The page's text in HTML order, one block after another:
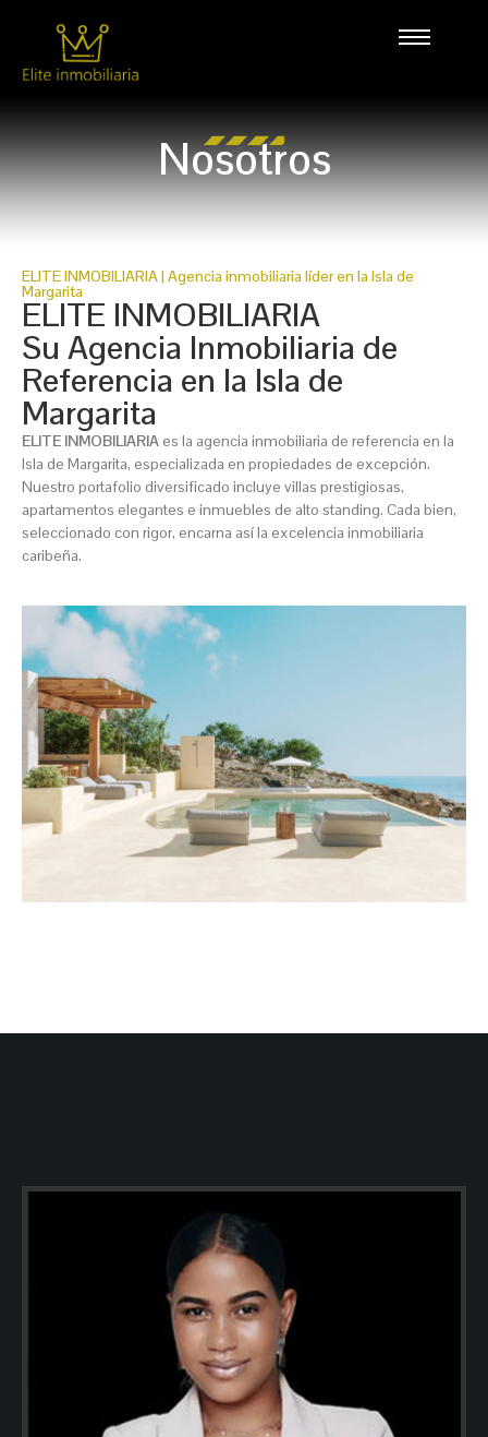
Nosotros
ELITE INMOBILIARIA | Agencia inmobiliaria líder en la Isla de
Margarita
ELITE INMOBILIARIA
Su Agencia Inmobiliaria de
Referencia en la Isla de
Margarita
ELITE INMOBILIARIA es la agencia inmobiliaria de referencia en la
Isla de Margarita, especializada en propiedades de excepción.
Nuestro portafolio diversificado incluye villas prestigiosas,
apartamentos elegantes e inmuebles de alto standing. Cada bien,
seleccionado con rigor, encarna así la excelencia inmobiliaria
caribeña.